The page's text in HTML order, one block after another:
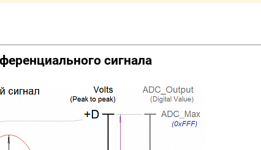
сигнала